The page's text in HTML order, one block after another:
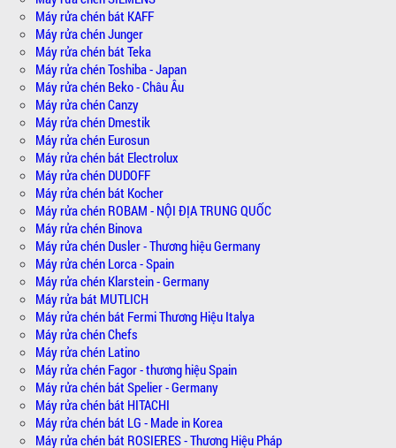
Máy rửa chén bát KAFF
Máy rửa chén Junger
Máy rửa chén bát Teka
Máy rửa chén Toshiba - Japan
Máy rửa chén Beko - Châu Âu
Máy rửa chén Canzy
Máy rửa chén Dmestik
Máy rửa chén Eurosun
Máy rửa chén bát Electrolux
Máy rửa chén DUDOFF
Máy rửa chén bát Kocher
Máy rửa chén ROBAM - NỘI ĐỊA TRUNG QUỐC
Máy rửa chén Binova
Máy rửa chén Dusler - Thương hiệu Germany
Máy rửa chén Lorca - Spain
Máy rửa chén Klarstein - Germany
Máy rửa bát MUTLICH
Máy rửa chén bát Fermi Thương Hiệu Italya
Máy rửa chén Chefs
Máy rửa chén Latino
Máy rửa chén Fagor - thương hiệu Spain
Máy rửa chén bát Spelier - Germany
Máy rửa chén bát HITACHI
Máy rửa chén bát LG - Made in Korea
Máy rửa chén bát ROSIERES - Thương Hiệu Pháp